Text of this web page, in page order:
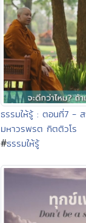
ธรรมให้รู้ : ตอนที่7 -
มหาวรพรต กิตติวโร
#ธรรมให้รู้